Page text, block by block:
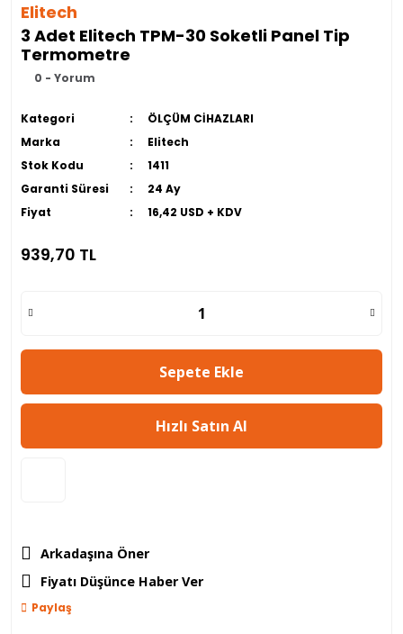
Elitech
3 Adet Elitech TPM-30 Soketli Panel Tip
Termometre
0 - Yorum
Kategori
ÖLÇÜM CİHAZLARI
Marka
Elitech
Stok Kodu
1411
Garanti Süresi
24 Ay
Fiyat
16,42 USD + KDV
939,70 TL
Sepete Ekle
Hızlı Satın Al
Arkadaşına Öner
Fiyatı Düşünce Haber Ver
Paylaş